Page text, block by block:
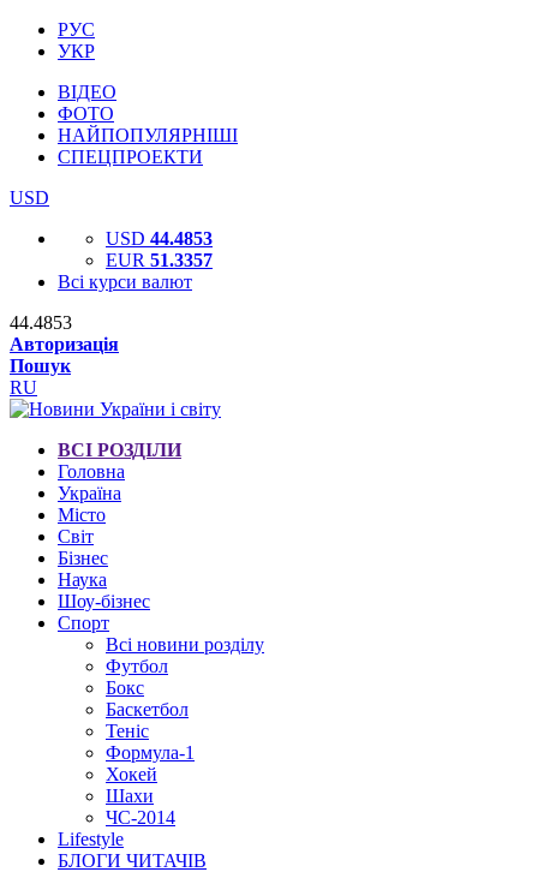
РУС
УКР
ВІДЕО
ФОТО
НАЙПОПУЛЯРНІШІ
СПЕЦПРОЕКТИ
USD
USD 44.4853
EUR 51.3357
Всі курси валют
44.4853
Авторизація
Пошук
RU
ВСІ РОЗДІЛИ
Головна
Україна
Місто
Світ
Бізнес
Наука
Шоу-бізнес
Спорт
Всі новини розділу
Футбол
Бокс
Баскетбол
Теніс
Формула-1
Хокей
Шахи
ЧС-2014
Lifestyle
БЛОГИ ЧИТАЧІВ